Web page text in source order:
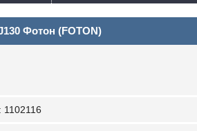
Фотон (FOTON)
1102116